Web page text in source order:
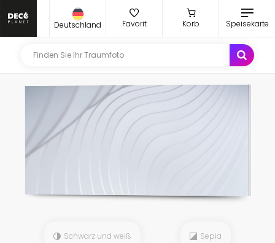
Deutschland Favorit Korb Speisekarte
Schwarz und weiß Sepia